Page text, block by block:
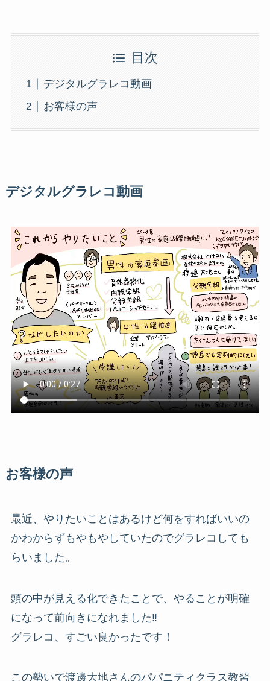
目次
デジタルグラレコ動画
お客様の声
デジタルグラレコ動画
お客様の声
最近、やりたいことはあるけど何をすればいいの
かわからずもやもやしていたのでグラレコしても
らいました。
頭の中が見える化できたことで、やることが明確
になって前向きになれました‼️
グラレコ、すごい良かったです！
この勢いで渡邊大地さんのパパニティクラス教習